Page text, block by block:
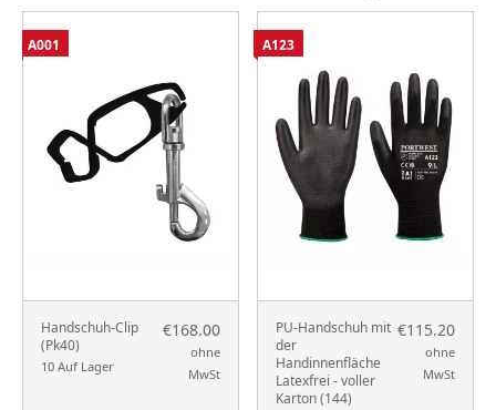
Handschuh-Clip
(Pk40)
10 Auf Lager
€168.00
ohne
MwSt
A001
PU-Handschuh mit
der
Handinnenfläche
Latexfrei - voller
Karton (144)
€115.20
ohne
MwSt
A123